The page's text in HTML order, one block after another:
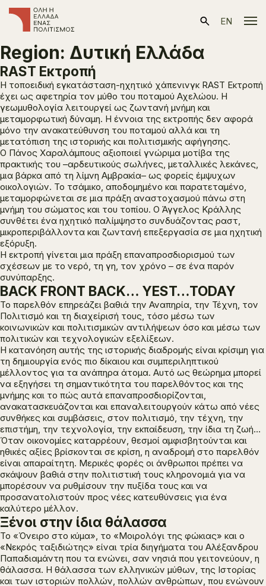
EN
Region: Δυτική Ελλάδα
RAST Εκτροπή
Η τοποειδική εγκατάσταση-ηχητικό χάπενινγκ RAST Εκτροπή
έχει ως αφετηρία τον μύθο του ποταμού Αχελώου. Η
γεωμυθολογία λειτουργεί ως ζωντανή μνήμη και
μεταμορφωτική δύναμη. Η έννοια της εκτροπής δεν αφορά
μόνο την ανακατεύθυνση του ποταμού αλλά και τη
μετατόπιση της ιστορικής και πολιτισμικής αφήγησης.
Ο Πάνος Χαραλάμπους αξιοποιεί γνώριμα μοτίβα της
πρακτικής του –αρδευτικούς σωλήνες, μεταλλικές λεκάνες,
μια βάρκα από τη λίμνη Αμβρακία– ως φορείς έμψυχων
οικολογιών. Το τσάμικο, αποδομημένο και παρατεταμένο,
μεταμορφώνεται σε μια πράξη αναστοχασμού πάνω στη
μνήμη του σώματος και του τοπίου. Ο Άγγελος Κράλλης
συνθέτει ένα ηχητικό παλίμψηστο συνδυάζοντας ραστ,
μικροπεριβάλλοντα και ζωντανή επεξεργασία σε μια ηχητική
εξόρυξη.
Η εκτροπή γίνεται μια πράξη επαναπροσδιορισμού των
σχέσεων με το νερό, τη γη, τον χρόνο – σε ένα παρόν
συνύπαρξης.
BACK FRONT BACK… YEST…TODAY
Το παρελθόν επηρεάζει βαθιά την Αναπηρία, την Τέχνη, τον
Πολιτισμό και τη διαχείρισή τους, τόσο μέσω των
κοινωνικών και πολιτισμικών αντιλήψεων όσο και μέσω των
πολιτικών και τεχνολογικών εξελίξεων.
Η κατανόηση αυτής της ιστορικής διαδρομής είναι κρίσιμη για
τη δημιουργία ενός πιο δίκαιου και συμπεριληπτικού
μέλλοντος για τα ανάπηρα άτομα. Αυτό ως θεώρημα μπορεί
να εξηγήσει τη σημαντικότητα του παρελθόντος και της
μνήμης και το πώς αυτά επαναπροσδιορίζονται,
ανακατασκευάζονται και επαναλειτουργούν κάτω από νέες
συνθήκες και συμβάσεις, στον πολιτισμό, την τέχνη, την
επιστήμη, την τεχνολογία, την εκπαίδευση, την ίδια τη ζωή…
Όταν οικονομίες καταρρέουν, θεσμοί αμφισβητούνται και
ηθικές αξίες βρίσκονται σε κρίση, η αναδρομή στο παρελθόν
είναι απαραίτητη. Μερικές φορές οι άνθρωποι πρέπει να
σκάψουν βαθιά στην πολιτιστική τους κληρονομιά για να
μπορέσουν να ρυθμίσουν την πυξίδα τους και να
προσανατολιστούν προς νέες κατευθύνσεις για ένα
καλύτερο μέλλον.
Ξένοι στην ίδια θάλασσα
Το «Όνειρο στο κύμα», το «Μοιρολόγι της φώκιας» και ο
«Νεκρός ταξιδιώτης» είναι τρία διηγήματα του Αλέξανδρου
Παπαδιαμάντη που τα ενώνει, σαν νησιά που γειτονεύουν, η
θάλασσα. Η θάλασσα των ελληνικών μύθων, της Ιστορίας
και των ιστοριών πολλών, πολλών ανθρώπων, που ενώνουν